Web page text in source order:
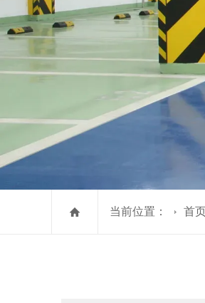
当前位置： 首页